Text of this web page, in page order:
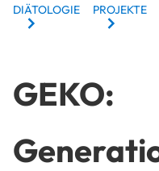
BREADCRUMBS
DIÄTOLOGIE PROJEKTE
GEKO: